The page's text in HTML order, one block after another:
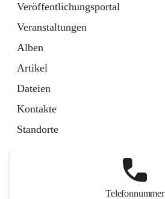
Veröffentlichungsportal
Veranstaltungen
Alben
Artikel
Dateien
Kontakte
Standorte
Telefonnummer